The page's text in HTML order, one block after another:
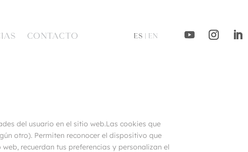
CONTACTO ES | EN
del usuario en el sitio web.Las cookies que
otro). Permiten reconocer el dispositivo que
recuerdan tus preferencias y personalizan el